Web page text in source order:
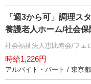
「週3から可」調理ス
養護老人ホーム/社会保
社会福祉法人恵比寿会/フェ
時給1,226円
アルバイト・パート / 東京都